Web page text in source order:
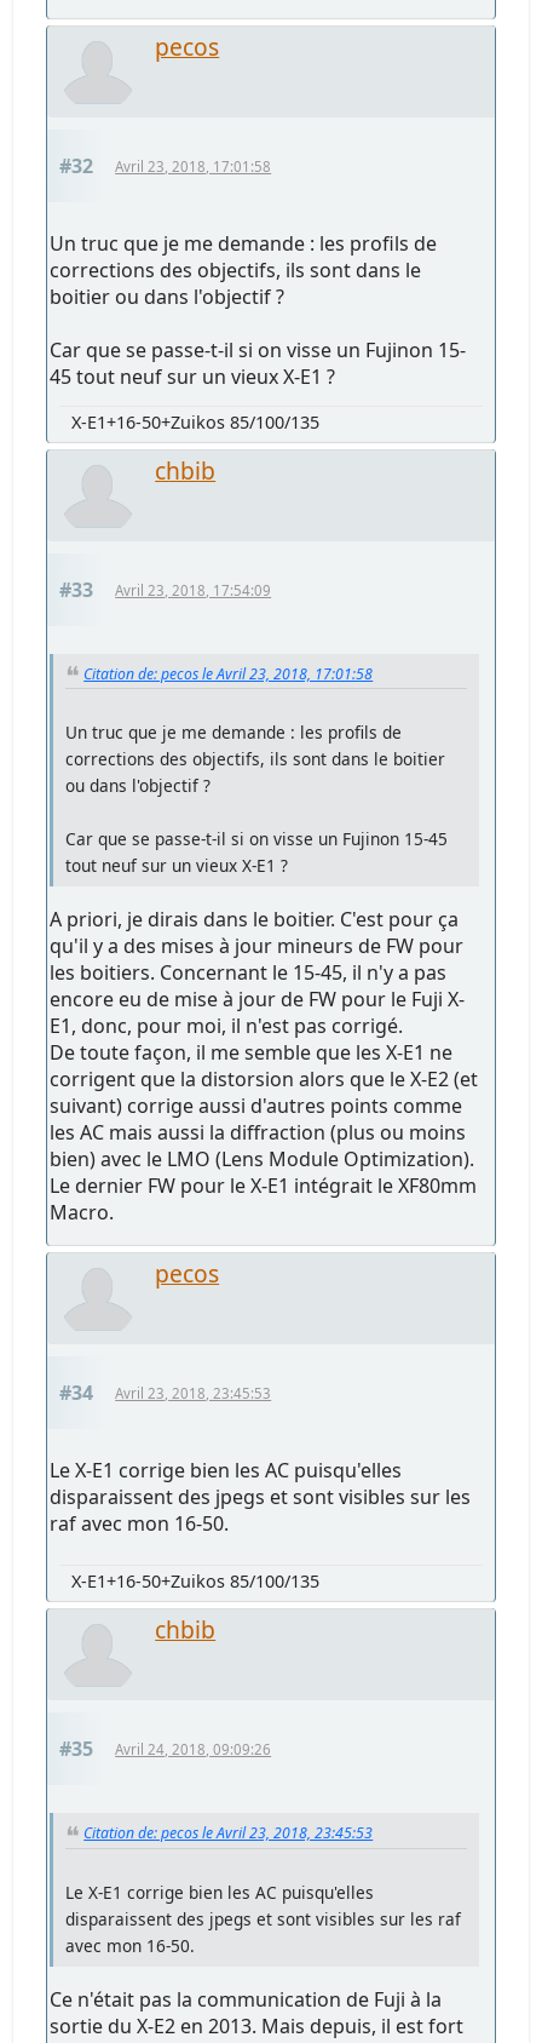
pecos
#32 Avril 23, 2018, 17:01:58
Un truc que je me demande : les profils de
corrections des objectifs, ils sont dans le
boitier ou dans l'objectif ?
Car que se passe-t-il si on visse un Fujinon 15-
45 tout neuf sur un vieux X-E1 ?
X-E1+16-50+Zuikos 85/100/135
chbib
#33 Avril 23, 2018, 17:54:09
Citation de: pecos le Avril 23, 2018, 17:01:58
Un truc que je me demande : les profils de
corrections des objectifs, ils sont dans le boitier
ou dans l'objectif ?
Car que se passe-t-il si on visse un Fujinon 15-45
tout neuf sur un vieux X-E1 ?
A priori, je dirais dans le boitier. C'est pour ça
qu'il y a des mises à jour mineurs de FW pour
les boitiers. Concernant le 15-45, il n'y a pas
encore eu de mise à jour de FW pour le Fuji X-
E1, donc, pour moi, il n'est pas corrigé.
De toute façon, il me semble que les X-E1 ne
corrigent que la distorsion alors que le X-E2 (et
suivant) corrige aussi d'autres points comme
les AC mais aussi la diffraction (plus ou moins
bien) avec le LMO (Lens Module Optimization).
Le dernier FW pour le X-E1 intégrait le XF80mm
Macro.
pecos
#34 Avril 23, 2018, 23:45:53
Le X-E1 corrige bien les AC puisqu'elles
disparaissent des jpegs et sont visibles sur les
raf avec mon 16-50.
X-E1+16-50+Zuikos 85/100/135
chbib
#35 Avril 24, 2018, 09:09:26
Citation de: pecos le Avril 23, 2018, 23:45:53
Le X-E1 corrige bien les AC puisqu'elles
disparaissent des jpegs et sont visibles sur les raf
avec mon 16-50.
Ce n'était pas la communication de Fuji à la
sortie du X-E2 en 2013. Mais depuis, il est fort